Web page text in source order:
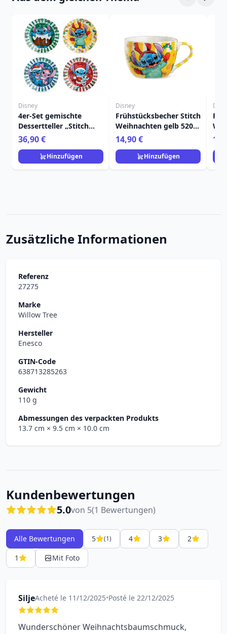
Disney
4er-Set gemischte
Dessertteller „Stitch
Weihnachten“ – Egan
Disney Home
36,90 €
Hinzufügen
Disney
Frühstücksbecher Stitch
Weihnachten gelb 520
ml - Egan Disney Home
14,90 €
Hinzufügen
Zusätzliche Informationen
Referenz
27275
Marke
Willow Tree
Hersteller
Enesco
GTIN-Code
638713285263
Gewicht
110 g
Abmessungen des verpackten Produkts
13.7 cm × 9.5 cm × 10.0 cm
Kundenbewertungen
5.0von 5(1 Bewertungen)
Alle Bewertungen 5 (1) 4 3
2
1
Mit Foto
SiljeAcheté le 11/12/2025•Posté le 22/12/2025
Wunderschöner Weihnachtsbaumschmuck,